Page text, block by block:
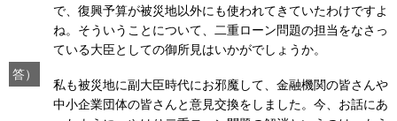
で、復興予算が被災地以外にも使われてきていたわけですよ
ね。そういうことについて、二重ローン問題の担当をなさっ
ている大臣としての御所見はいかがでしょうか。
答）
私も被災地に副大臣時代にお邪魔して、金融機関の皆さんや
中小企業団体の皆さんと意見交換をしました。今、お話にあ